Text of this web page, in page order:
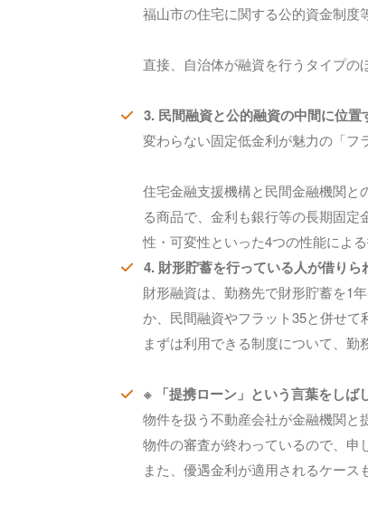
福山市の住宅に関する公的資金制度
直接、自治体が融資を行うタイプの
3. 民間融資と公的融資の中間に位置
変わらない固定低金利が魅力の「フ
住宅金融支援機構と民間金融機関と
る商品で、金利も銀行等の長期固
性・可変性といった4つの性能によ
4. 財形貯蓄を行っている人が借りら
財形融資は、勤務先で財形貯蓄を1
か、民間融資やフラット35と併せて
まずは利用できる制度について、勤
※ 「提携ローン」という言葉をしば
物件を扱う不動産会社が金融機関と
物件の審査が終わっているので、申
また、優遇金利が適用されるケース